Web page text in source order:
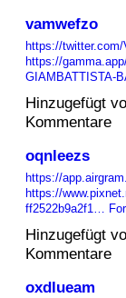
vamwefzo
https://twitter.com/
https://
GIAMBATTISTA-
Hinzugefügt
Kommentare
oqnleezs
https://
https://
ff2522b9a2f1…
Hinzugefügt
Kommentare
oxdlueam